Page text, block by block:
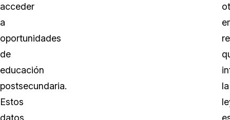
acceder
a
oportunidades
de
educación
postsecundaria.
Estos
datos
la